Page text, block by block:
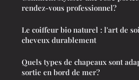
rendez-vous professionnel?
Le coiffeur bio naturel : l'art de
cheveux durablement
Quels types de chapeaux sont
sortie en bord de mer?